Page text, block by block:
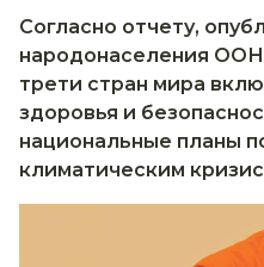
Согласно отчету,
народонаселения ООН
трети стран мира
здоровья и
национальные планы
климатическим